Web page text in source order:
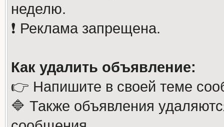
неделю.
❗️ Реклама запрещена.
Как удалить объявление:
👉 Напишите в своей теме
🔷 Также объявления